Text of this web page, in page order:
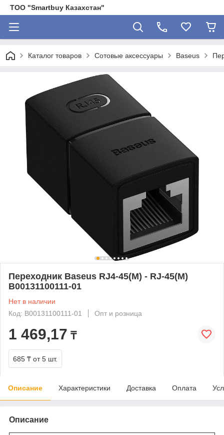
ТОО "Smartbuy Казахстан"
Каталог товаров Сотовые аксессуары Baseus
Переходник Baseus RJ4-45(M) - RJ-45(M)
B00131100111-01
Нет в наличии
Код: B00131100111-01
Опт и розница
1 469,17 ₸
685 ₸ от 5 шт.
Описание Характеристики Доставка Оплата
Описание